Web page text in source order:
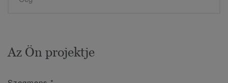
Az Ön projektje